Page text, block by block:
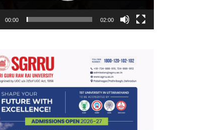
00:00 02:00